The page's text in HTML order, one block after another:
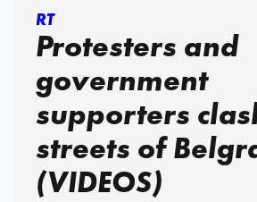
RT
Protesters and
government
supporters
streets of
(VIDEOS)